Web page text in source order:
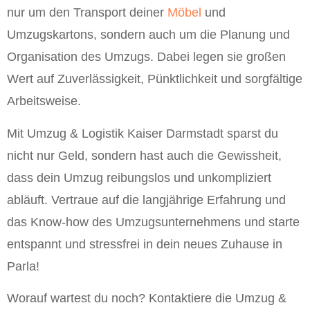
nur um den Transport deiner Möbel und
Umzugskartons, sondern auch um die Planung und
Organisation des Umzugs. Dabei legen sie großen
Wert auf Zuverlässigkeit, Pünktlichkeit und sorgfältige
Arbeitsweise.
Mit Umzug & Logistik Kaiser Darmstadt sparst du
nicht nur Geld, sondern hast auch die Gewissheit,
dass dein Umzug reibungslos und unkompliziert
abläuft. Vertraue auf die langjährige Erfahrung und
das Know-how des Umzugsunternehmens und starte
entspannt und stressfrei in dein neues Zuhause in
Parla!
Worauf wartest du noch? Kontaktiere die Umzug &